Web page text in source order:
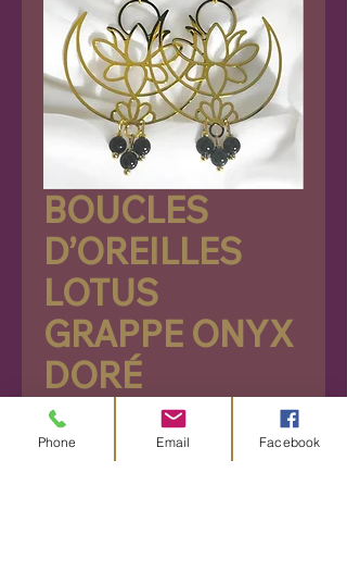
BOUCLES
D’OREILLES
LOTUS
GRAPPE ONYX
DORÉ
24,90 € Prix
Phone Email Facebook